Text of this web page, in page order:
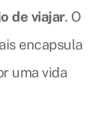
de viajar. O
encapsula
uma vida